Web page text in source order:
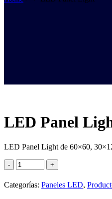
LED Panel
LED Panel Light de 60×60,
Categorías: Paneles LED,